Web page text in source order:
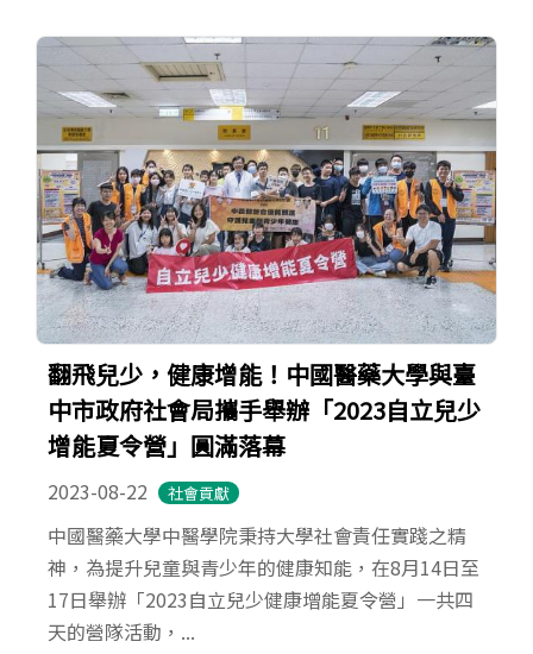
翻飛兒少，健康增能！中國醫藥大學與臺
中市政府社會局攜手舉辦「2023自立兒少
增能夏令營」圓滿落幕
2023-08-22 社會貢獻
中國醫藥大學中醫學院秉持大學社會責任實踐之精
神，為提升兒童與青少年的健康知能，在8月14日至
17日舉辦「2023自立兒少健康增能夏令營」一共四
天的營隊活動，...